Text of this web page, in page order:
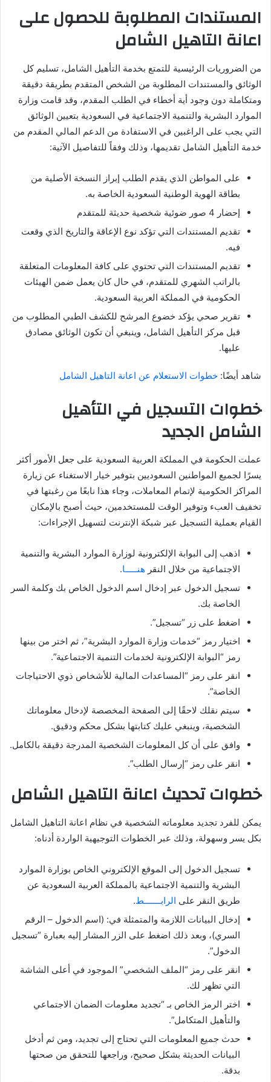
المستندات المطلوبة للحصول على
اعانة التاهيل الشامل
من الضروريات الرئيسية للتمتع بخدمة التأهيل الشامل، تسليم كل
الوثائق والمستندات المطلوبة من الشخص المتقدم بطريقة دقيقة
ومتكاملة دون وجود أية أخطاء في الطلب المقدم، وقد قامت وزارة
الموارد البشرية والتنمية الاجتماعية في السعودية بتعيين الوثائق
التي يجب على الراغبين في الاستفادة من الدعم المالي المقدم من
خدمة التأهيل الشامل تقديمها، وذلك وفقاً للتفاصيل الآتية:
على المواطن الذي يقدم الطلب إبراز النسخة الأصلية من
بطاقة الهوية الوطنية السعودية الخاصة به.
إحضار 4 صور ضوئية شخصية حديثة للمتقدم
تقديم المستندات التي تؤكد نوع الإعاقة والتاريخ الذي وقعت
فيه.
تقديم المستندات التي تحتوي على كافة المعلومات المتعلقة
بالراتب الشهري للمتقدم، في حال كان يعمل ضمن الهيئات
الحكومية في المملكة العربية السعودية.
تقرير صحي يؤكد خضوع المرشح للكشف الطبي المطلوب من
قبل مركز التأهيل الشامل، وينبغي أن تكون الوثائق مصادق
عليها.
شاهد أيضًا: خطوات الاستعلام عن اعانة التاهيل الشامل
خطوات التسجيل في التأهيل
الشامل الجديد
عملت الحكومة في المملكة العربية السعودية على جعل الأمور أكثر
يسرًا لجميع المواطنين السعوديين بتوفير خيار الاستغناء عن زيارة
المراكز الحكومية لإتمام المعاملات، وجاء هذا نابعًا من رغبتها في
تخفيف العبء وتوفير الوقت للمستخدمين، حيث أصبح بالإمكان
القيام بعملية التسجيل عبر شبكة الإنترنت لتسهيل الإجراءات:
اذهب إلى البوابة الإلكترونية لوزارة الموارد البشرية والتنمية
الاجتماعية من خلال النقر هنـــــا.
تسجيل الدخول عبر إدخال اسم الدخول الخاص بك وكلمة السر
الخاصة بك.
اضغط على زر “تسجيل”.
اختيار رمز “خدمات وزارة الموارد البشرية”، ثم اختر من بينها
رمز “البوابة الإلكترونية لخدمات التنمية الاجتماعية”.
انقر على رمز “المساعدات المالية للأشخاص ذوي الاحتياجات
الخاصة”.
سيتم نقلك لاحقًا إلى الصفحة المخصصة لإدخال معلوماتك
الشخصية، وينبغي عليك كتابتها بشكل محكم ودقيق.
وافق على أن كل المعلومات الشخصية المدرجة دقيقة بالكامل.
انقر على رمز “إرسال الطلب”.
خطوات تحديث اعانة التاهيل الشامل
يمكن للفرد تجديد معلوماته الشخصية في نظام اعانة التاهيل الشامل
بكل يسر وسهولة، وذلك عبر الخطوات التوجيهية الواردة أدناه:
تسجيل الدخول إلى الموقع الإلكتروني الخاص بوزارة الموارد
البشرية والتنمية الاجتماعية بالمملكة العربية السعودية عن
طريق النقر على الرابـــــــط.
إدخال البيانات اللازمة والمتمثلة في: (اسم الدخول – الرقم
السري)، وبعد ذلك اضغط على الزر المشار إليه بعبارة “تسجيل
الدخول”.
انقر على رمز “الملف الشخصي” الموجود في أعلى الشاشة
التي تظهر لك.
اختر الرمز الخاص بـ “تجديد معلومات الضمان الاجتماعي
والتأهيل المتكامل”.
حدث جميع المعلومات التي تحتاج إلى تجديد، ومن ثم أدخل
البيانات الحديثة بشكل صحيح، وراجعها للتحقق من صحتها
بدقة.